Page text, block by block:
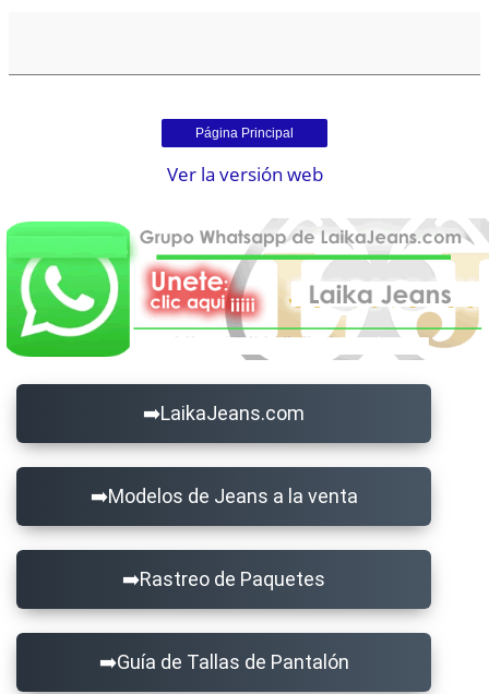
Página Principal
Ver la versión web
LaikaJeans.com
Modelos de Jeans a la venta
Rastreo de Paquetes
Guía de Tallas de Pantalón